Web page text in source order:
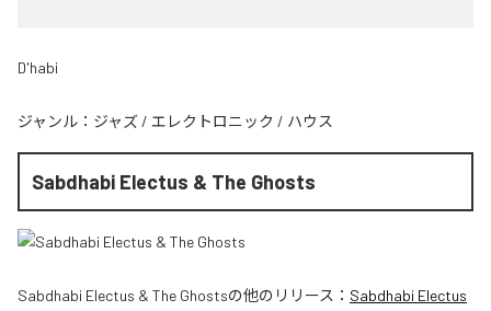
D'habi
ジャンル： ジャズ / エレクトロニック / ハウス
Sabdhabi Electus & The Ghosts
Sabdhabi Electus & The Ghostsの他のリリース： Sabdhabi Electus